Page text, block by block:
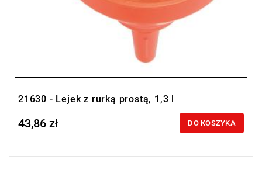
21630 - Lejek z rurką prostą, 1,3 l
Price tax included
43,86 zł DO KOSZYKA